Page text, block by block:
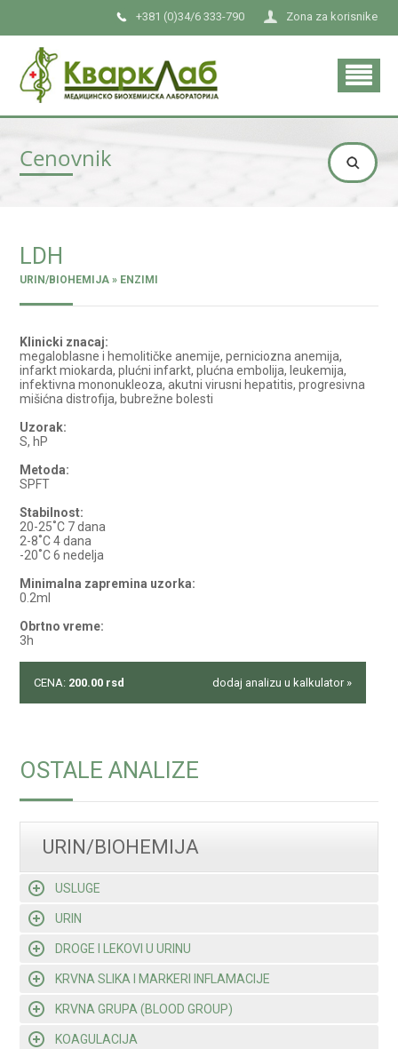
Zona za korisnike
+381 (0)34/6 333-790
Cenovnik
LDH
URIN/BIOHEMIJA » ENZIMI
Klinicki znacaj:
megaloblasne i hemolitičke anemije, perniciozna anemija,
infarkt miokarda, plućni infarkt, plućna embolija, leukemija,
infektivna mononukleoza, akutni virusni hepatitis, progresivna
mišićna distrofija, bubrežne bolesti
Uzorak:
S, hP
Metoda:
SPFT
Stabilnost:
20-25˚C 7 dana
2-8˚C 4 dana
-20˚C 6 nedelja
Minimalna zapremina uzorka:
0.2ml
Obrtno vreme:
3h
CENA: 200.00 rsd dodaj analizu u kalkulator »
OSTALE ANALIZE
URIN/BIOHEMIJA
USLUGE
URIN
DROGE I LEKOVI U URINU
KRVNA SLIKA I MARKERI INFLAMACIJE
KRVNA GRUPA (BLOOD GROUP)
KOAGULACIJA